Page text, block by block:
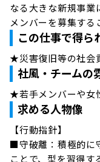
なる大きな新規事
メンバーを募集する
この仕事で得ら
★災害復旧等の社会
社風・チームの
★若手メンバーや女
求める人物像
【行動指針】
■守破離：積極的に
ことで、型を習得す